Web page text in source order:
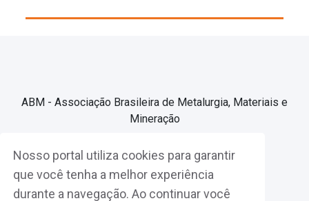
Nosso portal utiliza cookies para garantir
que você tenha a melhor experiência
durante a navegação. Ao continuar você
ABM - Associação Brasileira de Metalurgia, Materiais e
Mineração
Associe-se